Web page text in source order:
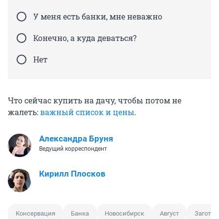
У меня есть банки, мне неважно
Конечно, а куда деваться?
Нет
Что сейчас купить на дачу, чтобы потом не
жалеть:важный список и цены.
Александра Бруня
Ведущий корреспондент
Кирилл Плосков
Консервация Банка Новосибирск Август